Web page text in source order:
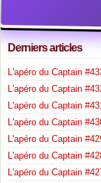
Derniers articles
L'apéro du Captain
L'apéro du Captain
L'apéro du Captain
L'apéro du Captain
L'apéro du Captain
L'apéro du Captain
L'apéro du Captain